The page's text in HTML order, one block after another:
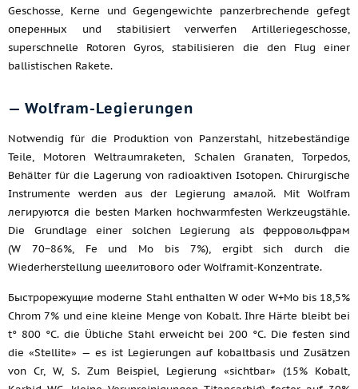
Geschosse, Kerne und Gegengewichte panzerbrechende gefegt
оперенных und stabilisiert verwerfen Artilleriegeschosse,
superschnelle Rotoren Gyros, stabilisieren die den Flug einer
ballistischen Rakete.
— Wolfram-Legierungen
Notwendig für die Produktion von Panzerstahl, hitzebeständige
Teile, Motoren Weltraumraketen, Schalen Granaten, Torpedos,
Behälter für die Lagerung von radioaktiven Isotopen. Chirurgische
Instrumente werden aus der Legierung амалой. Mit Wolfram
легируются die besten Marken hochwarmfesten Werkzeugstähle.
Die Grundlage einer solchen Legierung als ферровольфрам
(W 70−86%, Fe und Mo bis 7%), ergibt sich durch die
Wiederherstellung шеелитового oder Wolframit-Konzentrate.
Быстрорежущие moderne Stahl enthalten W oder W+Mo bis 18,5%
Chrom 7% und eine kleine Menge von Kobalt. Ihre Härte bleibt bei
t° 800 °C. die Übliche Stahl erweicht bei 200 °C. Die festen sind
die «Stellite» — es ist Legierungen auf kobaltbasis und Zusätzen
von Cr, W, S. Zum Beispiel, Legierung «sichtbar» (15% Kobalt,